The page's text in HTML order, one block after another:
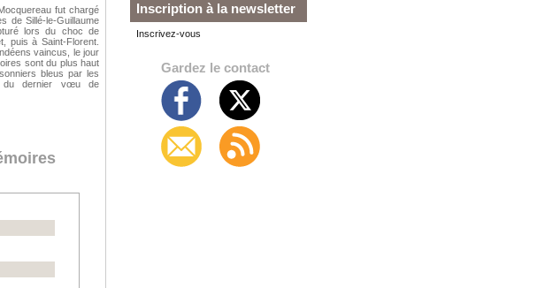
fut chargé
de Sillé-le-Guillaume
lors du choc de
puis à Saint-Florent.
vaincus, le jour
sont du plus haut
bleus par les
du dernier vœu de
Inscription à la newsletter
Inscrivez-vous
Gardez le contact